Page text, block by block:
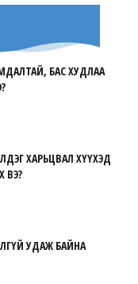
БАС ХУДЛАА
ХАРЬЦВАЛ ХҮҮХЭД
ВЭ?
УДАЖ БАЙНА